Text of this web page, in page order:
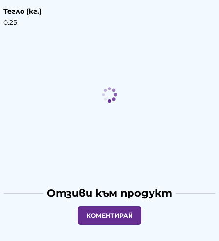
Тегло (кг.)
0.25
Отзиви към продукт
КОМЕНТИРАЙ